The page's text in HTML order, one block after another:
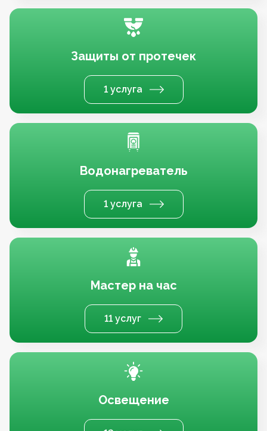
Защиты от протечек
1 услуга
Водонагреватель
1 услуга
Мастер на час
11 услуг
Освещение